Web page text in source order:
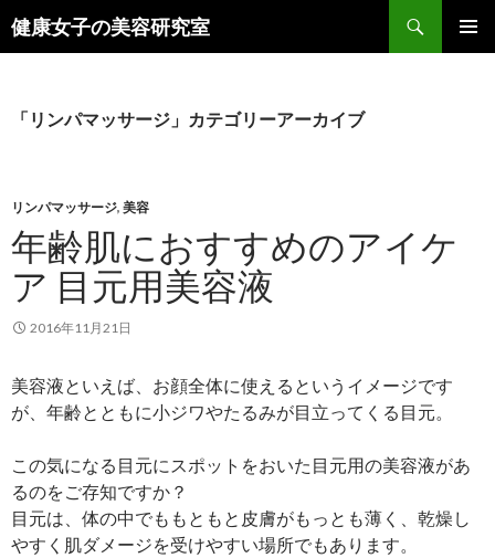
健康女子の美容研究室
索
ン
キ
ッ
プ
「リンパマッサージ」カテゴリーアーカイブ
リンパマッサージ, 美容
年齢肌におすすめのアイケ
ア 目元用美容液
2016年11月21日
美容液といえば、お顔全体に使えるというイメージです
が、年齢とともに小ジワやたるみが目立ってくる目元。
この気になる目元にスポットをおいた目元用の美容液があ
るのをご存知ですか？
目元は、体の中でももともと皮膚がもっとも薄く、乾燥し
やすく肌ダメージを受けやすい場所でもあります。